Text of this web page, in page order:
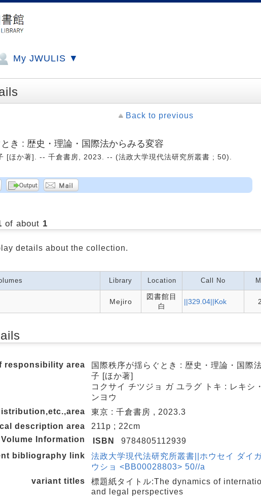
My JWULIS ▼
Back to previous
き : 歴史・理論・国際法からみる変容
[ほか著]. -- 千倉書房, 2023. -- (法政大学現代法研究所叢書 ; 50).
of about 1
details about the collection.
Library Location Call No
Mejiro
図書館目
白
||329.04||Kok
responsibility area
国際秩序が揺らぐとき : 歴史・理論・国際
子 [ほか著]
コクサイ チツジョ ガ ユラグ トキ : レキシ
ンヨウ
東京 : 千倉書房 , 2023.3
description area
211p ; 22cm
Volume Information
ISBN
9784805112939
bibliography link
法政大学現代法研究所叢書||ホウセイ ダイ
ウショ <BB00028803> 50//a
variant titles
標題紙タイトル:The dynamics of
and legal perspectives